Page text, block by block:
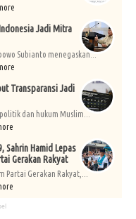
Jadi Mitra
Subianto menegaskan...
Transparansi Jadi
dan hukum Muslim...
Sahrin Hamid Lepas
Gerakan Rakyat
Partai Gerakan Rakyat,...